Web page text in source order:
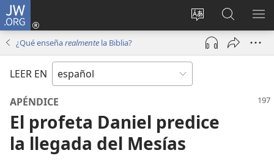
JW.ORG
Cambiar
idioma
del sitio
Iniciar
sesión
(abre
nueva
en
jw.org
¿Qué enseñarealmente la Biblia?
LEER EN
APÉNDICE
El profeta Daniel predice
la llegada del Mesías